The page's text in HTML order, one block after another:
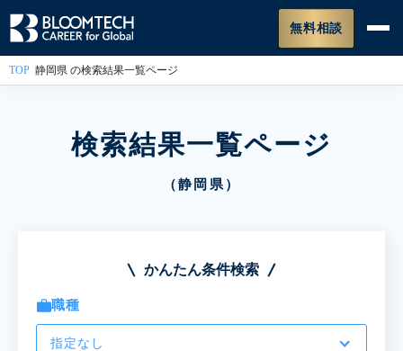
無料相談
TOP 静岡県 の検索結果一覧ページ
検索結果一覧ページ
（静岡県）
かんたん条件検索
職種
指定なし